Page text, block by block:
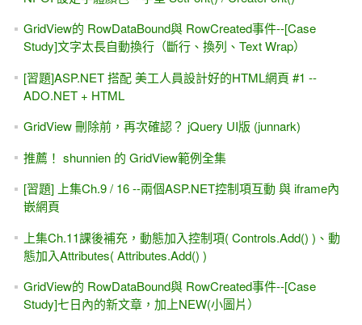
GridView的 RowDataBound與 RowCreated事件--[Case
Study]文字太長自動換行（斷行、換列、Text Wrap）
[習題]ASP.NET 搭配 美工人員設計好的HTML網頁 #1 --
ADO.NET + HTML
GridView 刪除前，再次確認？ jQuery UI版 (junnark)
推薦！ shunnien 的 GridView範例全集
[習題] 上集Ch.9 / 16 --兩個ASP.NET控制項互動 與 iframe內
嵌網頁
上集Ch.11課後補充，動態加入控制項( Controls.Add() )、動
態加入Attributes( Attributes.Add() )
GridView的 RowDataBound與 RowCreated事件--[Case
Study]七日內的新文章，加上NEW(小圖片）